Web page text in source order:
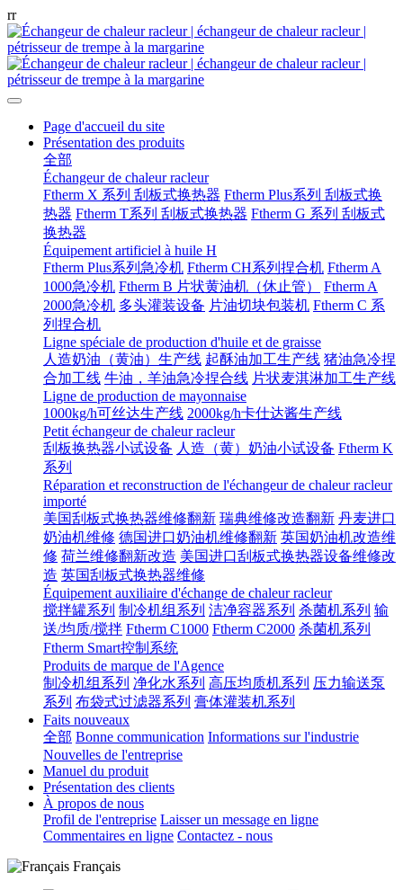
rr
Page d'accueil du site
Présentation des produits
全部
Échangeur de chaleur racleur
Ftherm X 系列 刮板式换热器 Ftherm Plus系列 刮板式换
热器 Ftherm T系列 刮板式换热器 Ftherm G 系列 刮板式
换热器
Équipement artificiel à huile H
Ftherm Plus系列急冷机 Ftherm CH系列捏合机 Ftherm A
1000急冷机 Ftherm B 片状黄油机（休止管）
Ftherm A
2000急冷机 多头灌装设备 片油切块包装机 Ftherm C 系
列捏合机
Ligne spéciale de production d'huile et de graisse
人造奶油（黄油）生产线 起酥油加工生产线 猪油急冷捏
合加工线 牛油，羊油急冷捏合线 片状麦淇淋加工生产线
Ligne de production de mayonnaise
1000kg/h可丝达生产线 2000kg/h卡仕达酱生产线
Petit échangeur de chaleur racleur
刮板换热器小试设备 人造（黄）奶油小试设备 Ftherm K
系列
Réparation et reconstruction de l'échangeur de chaleur racleur
importé
美国刮板式换热器维修翻新 瑞典维修改造翻新 丹麦进口
奶油机维修 德国进口奶油机维修翻新 英国奶油机改造维
修 荷兰维修翻新改造 美国进口刮板式换热器设备维修改
造 英国刮板式换热器维修
Équipement auxiliaire d'échange de chaleur racleur
搅拌罐系列 制冷机组系列 洁净容器系列 杀菌机系列 输
送/均质/搅拌 Ftherm C1000 Ftherm C2000 杀菌机系列
Ftherm Smart控制系统
Produits de marque de l'Agence
制冷机组系列 净化水系列 高压均质机系列 压力输送泵
系列 布袋式过滤器系列 膏体灌装机系列
Faits nouveaux
全部 Bonne communication Informations sur l'industrie
Nouvelles de l'entreprise
Manuel du produit
Présentation des clients
À propos de nous
Profil de l'entreprise Laisser un message en ligne
Commentaires en ligne Contactez - nous
Français